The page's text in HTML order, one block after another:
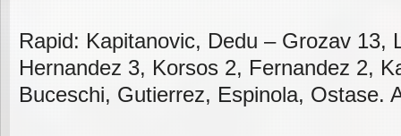
Rapid: Kapitanovic, Dedu – Grozav 13,
Hernandez 3, Korsos 2, Fernandez 2,
Buceschi, Gutierrez, Espinola, Ostase.